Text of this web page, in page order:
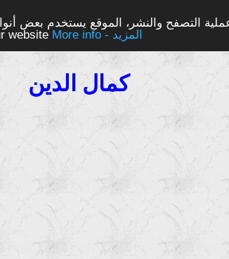
التصفح والنشر، الموقع يستخدم بعض
website
More info - المزيد
كمال الدين